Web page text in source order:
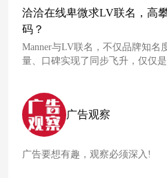
江新区、厦门市思明区的文旅相
款代表各地特色文旅资源的五一
冰箱贴。
洽洽在线卑微求LV联名，高
码？
Manner与LV联名，不仅品牌知名
量、口碑实现了同步飞升，仅仅
看中了LV的赋能，在微博上私信
满的卑微，却没有得到任何回应
广告观察
广告要想有趣，观察必须深入!